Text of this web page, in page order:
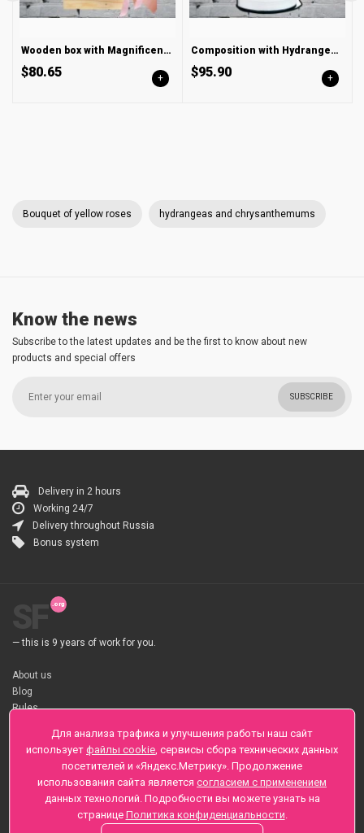
Wooden box with Magnificent Hydrangeas
$80.65 +
Composition with Hydrangea in a Box
$95.90 +
Bouquet of yellow roses hydrangeas and chrysanthemums
Know the news
Subscribe to the latest updates and be the first to know about new
products and special offers
SUBSCRIBE
Delivery in 2 hours
Working 24/7
Delivery throughout Russia
Bonus system
— this is 9 years of work for you.
About us
Blog
Rules
About flower Delivery
Payment
Telegramm
Sankt-Peterburg, Zaozernaya 6
+7 (812) 425-01-16
Questions? Call 24 hours
Для анализа трафика и улучшения работы наш сайт
использует файлы cookie, сервисы сбора технических данных
посетителей и «Яндекс.Метрику». Продолжение
использования сайта является согласием с применением
данных технологий. Подробности вы можете узнать на
странице Политика конфиденциальности.